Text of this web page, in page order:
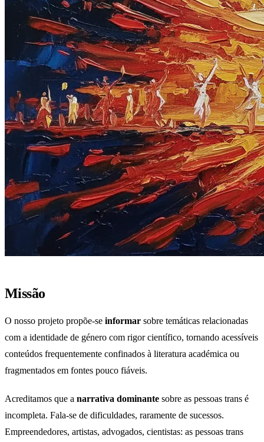
Missão
O nosso projeto propõe-se informar sobre temáticas relacionadas
com a identidade de género com rigor científico, tornando acessíveis
conteúdos frequentemente confinados à literatura académica ou
fragmentados em fontes pouco fiáveis.
Acreditamos que a narrativa dominante sobre as pessoas trans é
incompleta. Fala-se de dificuldades, raramente de sucessos.
Empreendedores, artistas, advogados, cientistas: as pessoas trans